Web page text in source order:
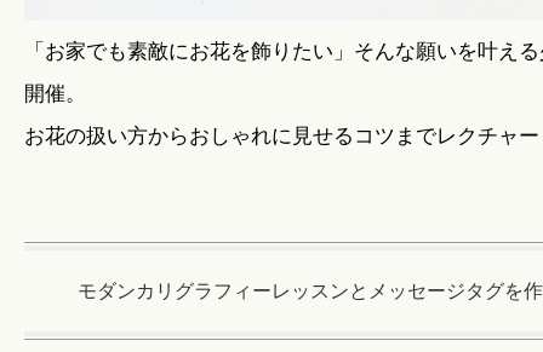
「お家でも素敵にお花を飾りたい」そんな願いを叶え
開催。
お花の扱い方からおしゃれに見せるコツまでレクチャ
モダンカリグラフィーレッスンとメッセージタグを